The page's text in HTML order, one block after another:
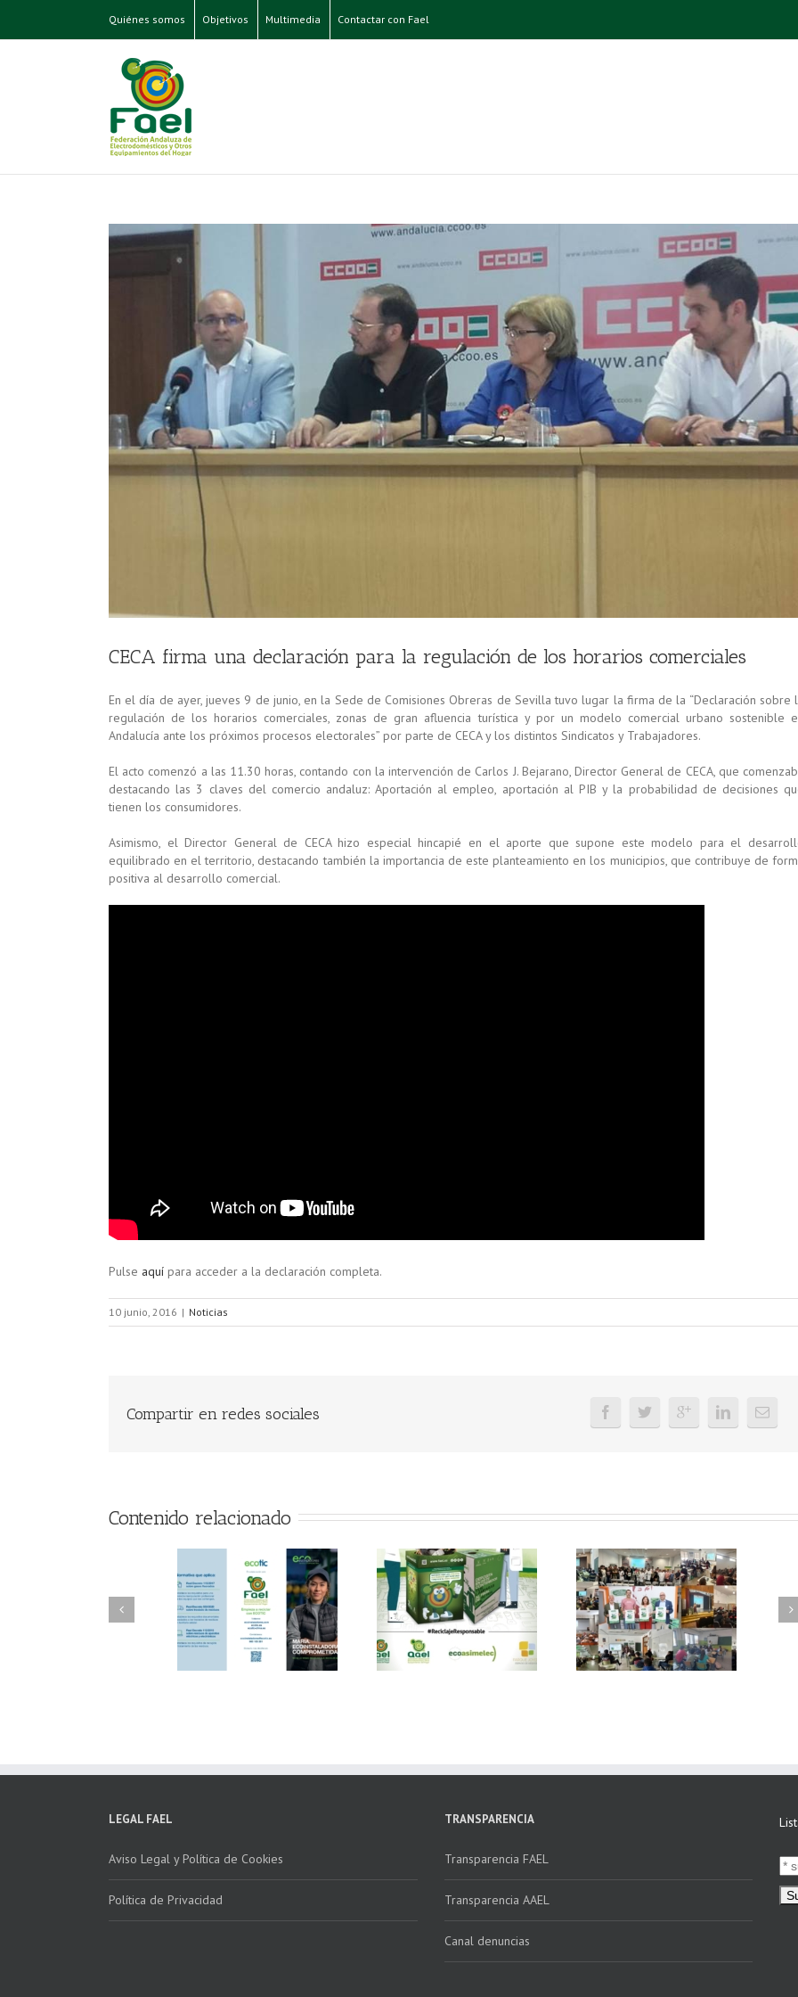
Quiénes somos Objetivos Multimedia Contactar con Fael
CECA firma una declaración para la regulación de los horarios comerciales
En el día de ayer, jueves 9 de junio, en la Sede de Comisiones Obreras de Sevilla tuvo lugar la firma de la “Declaración sobre
regulación de los horarios comerciales, zonas de gran afluencia turística y por un modelo comercial urbano sostenible
Andalucía ante los próximos procesos electorales” por parte de CECA y los distintos Sindicatos y Trabajadores.
El acto comenzó a las 11.30 horas, contando con la intervención de Carlos J. Bejarano, Director General de CECA, que
destacando las 3 claves del comercio andaluz: Aportación al empleo, aportación al PIB y la probabilidad de decisiones
tienen los consumidores.
Asimismo, el Director General de CECA hizo especial hincapié en el aporte que supone este modelo para el
equilibrado en el territorio, destacando también la importancia de este planteamiento en los municipios, que contribuye de
positiva al desarrollo comercial.
Pulse aquí para acceder a la declaración completa.
10 junio, 2016 | Noticias
Compartir en redes sociales
Contenido relacionado
FAEL/AAEL y
FAEL, Ecoasimelec y
Parque Joyero
Córdoba, colaboran
FAEL, junto con
Ecoasimelec, visitan
16 centros
Verde”
Ya disponible el
vídeo Webinar
«Facturación
LEGAL FAEL
Aviso Legal y Política de Cookies
Política de Privacidad
TRANSPARENCIA
Transparencia FAEL
Transparencia AAEL
Canal denuncias